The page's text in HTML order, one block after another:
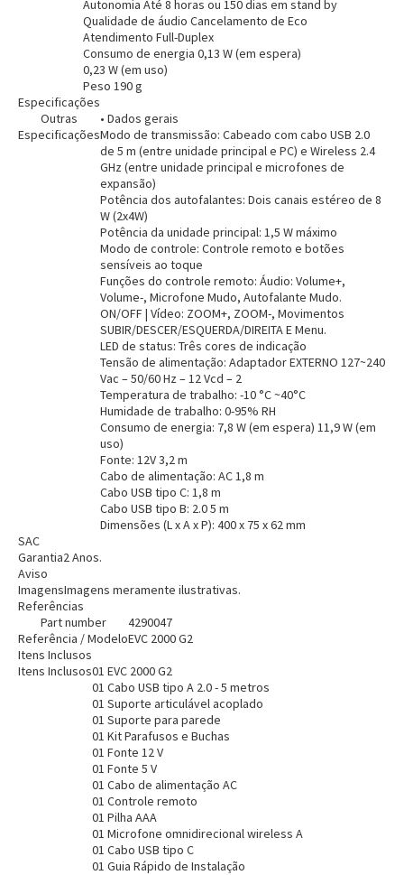
Entendi
Entendi
Autonomia Até 8 horas ou 150 dias em stand by
Qualidade de áudio Cancelamento de Eco
Atendimento Full-Duplex
Consumo de energia 0,13 W (em espera)
0,23 W (em uso)
Peso 190 g
Especificações
Outras
Especificações
• Dados gerais
Modo de transmissão: Cabeado com cabo USB 2.0
de 5 m (entre unidade principal e PC) e Wireless 2.4
GHz (entre unidade principal e microfones de
expansão)
Potência dos autofalantes: Dois canais estéreo de 8
W (2x4W)
Potência da unidade principal: 1,5 W máximo
Modo de controle: Controle remoto e botões
sensíveis ao toque
Funções do controle remoto: Áudio: Volume+,
Volume-, Microfone Mudo, Autofalante Mudo.
ON/OFF | Vídeo: ZOOM+, ZOOM-, Movimentos
SUBIR/DESCER/ESQUERDA/DIREITA E Menu.
LED de status: Três cores de indicação
Tensão de alimentação: Adaptador EXTERNO 127~240
Vac – 50/60 Hz – 12 Vcd – 2
Temperatura de trabalho: -10 °C ~40°C
Humidade de trabalho: 0-95% RH
Consumo de energia: 7,8 W (em espera) 11,9 W (em
uso)
Fonte: 12V 3,2 m
Cabo de alimentação: AC 1,8 m
Cabo USB tipo C: 1,8 m
Cabo USB tipo B: 2.0 5 m
Dimensões (L x A x P): 400 x 75 x 62 mm
SAC
Garantia2 Anos.
Aviso
ImagensImagens meramente ilustrativas.
Referências
Part number
4290047
Referência / ModeloEVC 2000 G2
Itens Inclusos
Itens Inclusos01 EVC 2000 G2
01 Cabo USB tipo A 2.0 - 5 metros
01 Suporte articulável acoplado
01 Suporte para parede
01 Kit Parafusos e Buchas
01 Fonte 12 V
01 Fonte 5 V
01 Cabo de alimentação AC
01 Controle remoto
01 Pilha AAA
01 Microfone omnidirecional wireless A
01 Cabo USB tipo C
01 Guia Rápido de Instalação